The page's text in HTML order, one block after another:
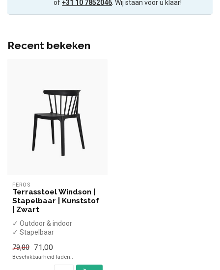
of+31 10 7852046. Wij staan voor u klaar!
Recent bekeken
FEROS
Terrasstoel Windson |
Stapelbaar | Kunststof
| Zwart
✓ Outdoor & indoor
✓ Stapelbaar
79,00
71,00
Beschikbaarheid laden..